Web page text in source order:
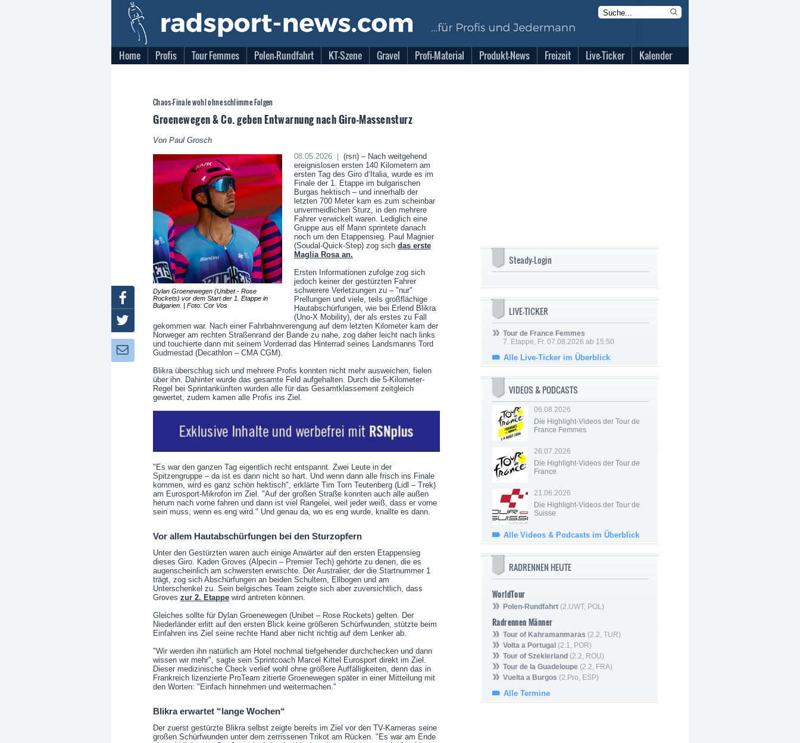
Home Profis Tour Femmes Polen-Rundfahrt KT-Szene Gravel Profi-Material Produkt-News Freizeit Live-Ticker Kalender
Chaos-Finale wohl ohne schlimme Folgen
Groenewegen & Co. geben Entwarnung nach Giro-Massensturz
Von Paul Grosch
Dylan Groenewegen (Unibet - Rose
Rockets) vor dem Start der 1. Etappe in
Bulgarien. | Foto: Cor Vos
08.05.2026 |
(rsn) – Nach weitgehend
ereignislosen ersten 140 Kilometern am
ersten Tag des Giro d‘Italia, wurde es im
Finale der 1. Etappe im bulgarischen
Burgas hektisch – und innerhalb der
letzten 700 Meter kam es zum scheinbar
unvermeidlichen Sturz, in den mehrere
Fahrer verwickelt waren. Lediglich eine
Gruppe aus elf Mann sprintete danach
noch um den Etappensieg. Paul Magnier
(Soudal-Quick-Step) zog sich das erste
Maglia Rosa an.
Ersten Informationen zufolge zog sich
jedoch keiner der gestürzten Fahrer
schwerere Verletzungen zu – "nur"
Prellungen und viele, teils großflächige
Hautabschürfungen, wie bei Erlend Blikra
(Uno-X Mobility), der als erstes zu Fall
gekommen war. Nach einer Fahrbahnverengung auf dem letzten Kilometer kam der
Norweger am rechten Straßenrand der Bande zu nahe, zog daher leicht nach links
und touchierte dann mit seinem Vorderrad das Hinterrad seines Landsmanns Tord
Gudmestad (Decathlon – CMA CGM).
Blikra überschlug sich und mehrere Profis konnten nicht mehr ausweichen, fielen
über ihn. Dahinter wurde das gesamte Feld aufgehalten. Durch die 5-Kilometer-
Regel bei Sprintankünften wurden alle für das Gesamtklassement zeitgleich
gewertet, zudem kamen alle Profis ins Ziel.
"Es war den ganzen Tag eigentlich recht entspannt. Zwei Leute in der
Spitzengruppe – da ist es dann nicht so hart. Und wenn dann alle frisch ins Finale
kommen, wird es ganz schön hektisch", erklärte Tim Torn Teutenberg (Lidl – Trek)
am Eurosport-Mikrofon im Ziel. "Auf der großen Straße konnten auch alle außen
herum nach vorne fahren und dann ist viel Rangelei, weil jeder weiß, dass er vorne
sein muss, wenn es eng wird." Und genau da, wo es eng wurde, knallte es dann.
Vor allem Hautabschürfungen bei den Sturzopfern
Unter den Gestürzten waren auch einige Anwärter auf den ersten Etappensieg
dieses Giro. Kaden Groves (Alpecin – Premier Tech) gehörte zu denen, die es
augenscheinlich am schwersten erwischte. Der Australier, der die Startnummer 1
trägt, zog sich Abschürfungen an beiden Schultern, Ellbogen und am
Unterschenkel zu. Sein belgisches Team zeigte sich aber zuversichtlich, dass
Groves zur 2. Etappe wird antreten können.
Gleiches sollte für Dylan Groenewegen (Unibet – Rose Rockets) gelten. Der
Niederländer erlitt auf den ersten Blick keine größeren Schürfwunden, stützte beim
Einfahren ins Ziel seine rechte Hand aber nicht richtig auf dem Lenker ab.
"Wir werden ihn natürlich am Hotel nochmal tiefgehender durchchecken und dann
wissen wir mehr", sagte sein Sprintcoach Marcel Kittel Eurosport direkt im Ziel.
Dieser medizinische Check verlief wohl ohne größere Auffälligkeiten, denn das in
Frankreich lizenzierte ProTeam zitierte Groenewegen später in einer Mitteilung mit
den Worten: "Einfach hinnehmen und weitermachen."
Blikra erwartet “lange Wochen“
Der zuerst gestürzte Blikra selbst zeigte bereits im Ziel vor den TV-Kameras seine
großen Schürfwunden unter dem zerrissenen Trikot am Rücken. "Es war am Ende
Steady-Login
LIVE-TICKER
Tour de France Femmes
7. Etappe, Fr. 07.08.2026 ab 15:50
Alle Live-Ticker im Überblick
VIDEOS & PODCASTS
06.08.2026
Die Highlight-Videos der Tour de
France Femmes
26.07.2026
Die Highlight-Videos der Tour de
France
21.06.2026
Die Highlight-Videos der Tour de
Suisse
Alle Videos & Podcasts im Überblick
RADRENNEN HEUTE
WorldTour
Polen-Rundfahrt (2.UWT, POL)
Radrennen Männer
Tour of Kahramanmaras (2.2, TUR)
Volta a Portugal (2.1, POR)
Tour of Szeklerland (2.2, ROU)
Tour de la Guadeloupe (2.2, FRA)
Vuelta a Burgos (2.Pro, ESP)
Alle Termine
Facebook
Twitter
Newsletter: